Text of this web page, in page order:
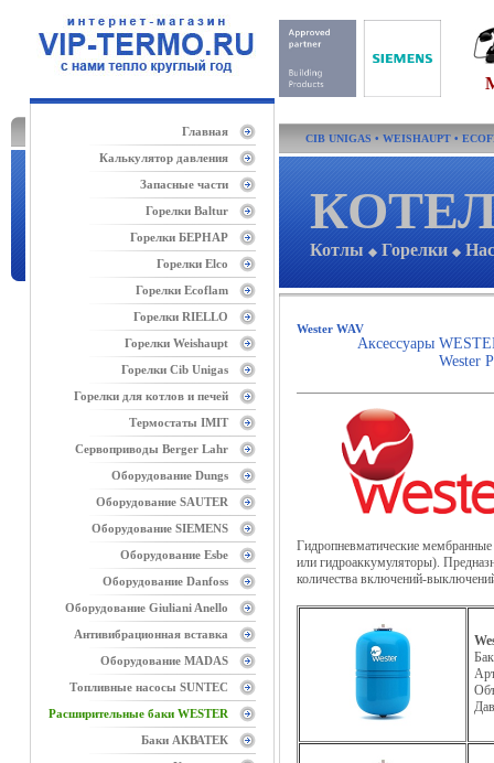
Главная
Калькулятор давления
Запасные части
Горелки Baltur
Горелки БЕРНАР
Горелки Elco
Горелки Ecoflam
Горелки RIELLO
Горелки Weishaupt
Горелки Cib Unigas
Горелки для котлов и печей
Термостаты IMIT
Сервоприводы Berger Lahr
Оборудование Dungs
Оборудование SAUTER
Оборудование SIEMENS
Оборудование Esbe
Оборудование Danfoss
Оборудование Giuliani Anello
Антивибрационная вставка
Оборудование MADAS
Топливные насосы SUNTEC
Расширительные баки WESTER
Баки АКВАТЕК
CIB UNIGAS • WEISHAUPT •
Котлы ◆ Горелки ◆
Wester WAV
Аксессуары
Wester
Гидропневматические
или гидроаккумуляторы).
количества включений-